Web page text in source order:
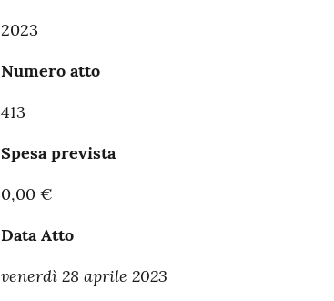
2023
Numero atto
413
Spesa prevista
0,00 €
Data Atto
venerdì 28 aprile 2023